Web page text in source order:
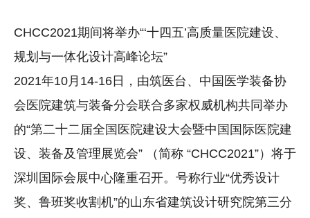
CHCC2021期间将举办“‘十四五’高质量医院建设、
规划与一体化设计高峰论坛”
2021年10月14-16日，由筑医台、中国医学装备协
会医院建筑与装备分会联合多家权威机构共同举办
的“第二十二届全国医院建设大会暨中国国际医院建
设、装备及管理展览会” （简称 “CHCC2021”）将于
深圳国际会展中心隆重召开。号称行业“优秀设计
奖、鲁班奖收割机”的山东省建筑设计研究院第三分